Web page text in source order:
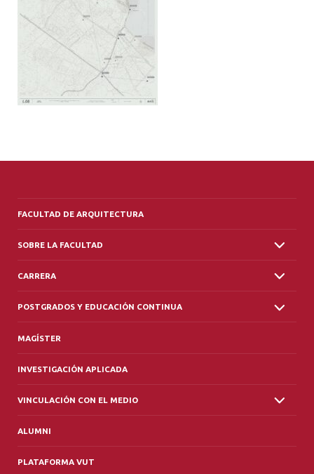
FACULTAD DE ARQUITECTURA
SOBRE LA FACULTAD
CARRERA
POSTGRADOS Y EDUCACIÓN CONTINUA
MAGÍSTER
INVESTIGACIÓN APLICADA
VINCULACIÓN CON EL MEDIO
ALUMNI
PLATAFORMA VUT